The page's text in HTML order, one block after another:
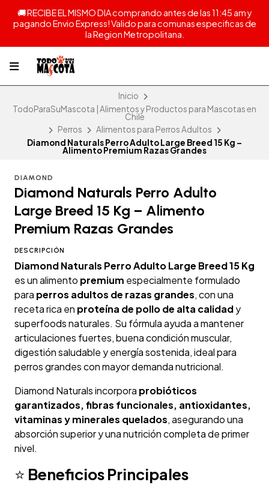
🚚 RECIBE EL MISMO DIA comprando antes de las 11:45 am y
pagando Envio Express! Valido para comunas especificas de
la Region Metropolitana.
Inicio
TodoParaSuMascota | Alimentos y Productos para Mascotas en
Chile
Perros
Alimentos para Perros Adultos
Diamond Naturals Perro Adulto Large Breed 15 Kg –
Alimento Premium Razas Grandes
DIAMOND
Diamond Naturals Perro Adulto
Large Breed 15 Kg – Alimento
Premium Razas Grandes
DESCRIPCIÓN
Diamond Naturals Perro Adulto Large Breed 15 Kg
es un alimento premium especialmente formulado
para perros adultos de razas grandes, con una
receta rica en proteína de pollo de alta calidady
superfoods naturales. Su fórmula ayuda a mantener
articulaciones fuertes, buena condición muscular,
digestión saludable y energía sostenida, ideal para
perros grandes con mayor demanda nutricional.
Diamond Naturals incorpora probióticos
garantizados, fibras funcionales, antioxidantes,
vitaminas y minerales quelados, asegurando una
absorción superior y una nutrición completa de primer
nivel.
⭐ Beneficios Principales